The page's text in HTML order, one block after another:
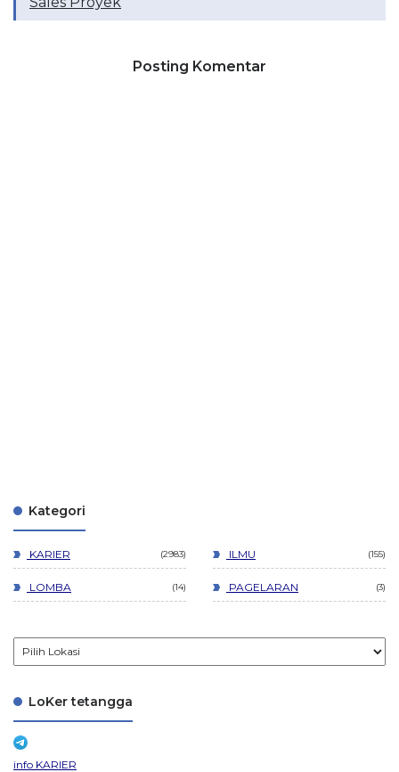
Posting Komentar
Kategori
KARIER 2983 ILMU 155
LOMBA 14 PAGELARAN 3
LoKer tetangga
info KARIER